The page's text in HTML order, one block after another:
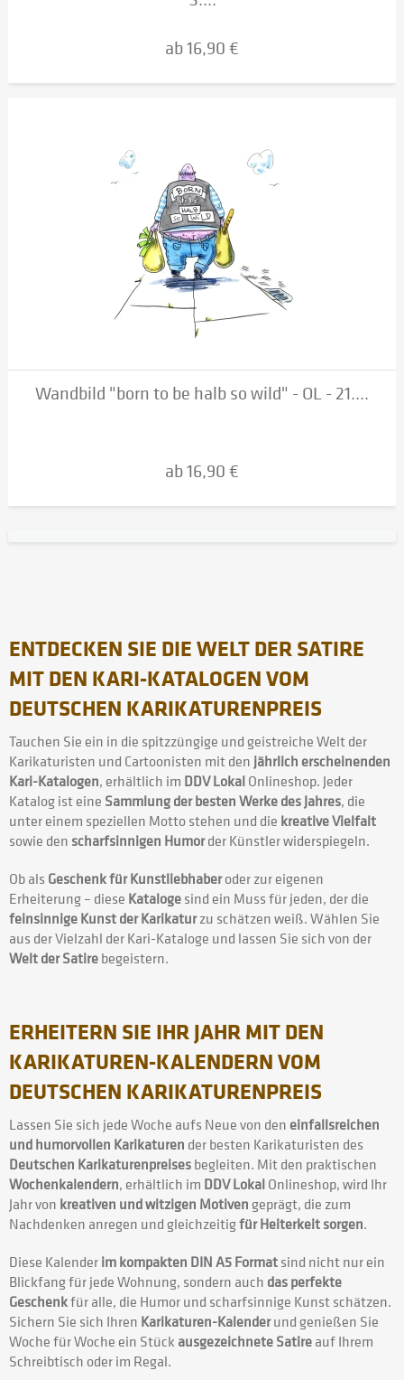
ab 16,90 €
Wandbild "born to be halb so wild" - OL - 21....
ab 16,90 €
ENTDECKEN SIE DIE WELT DER SATIRE
MIT DEN KARI-KATALOGEN VOM
DEUTSCHEN KARIKATURENPREIS
Tauchen Sie ein in die spitzzüngige und geistreiche Welt der
Karikaturisten und Cartoonisten mit den jährlich erscheinenden
Kari-Katalogen, erhältlich im DDV LokalOnlineshop. Jeder
Katalog ist eine Sammlung der besten Werke des Jahres, die
unter einem speziellen Motto stehen und die kreative Vielfalt
sowie den scharfsinnigen Humorder Künstler widerspiegeln.
Ob als Geschenk für Kunstliebhaberoder zur eigenen
Erheiterung – diese Katalogesind ein Muss für jeden, der die
feinsinnige Kunst der Karikaturzu schätzen weiß. Wählen Sie
aus der Vielzahl der Kari-Kataloge und lassen Sie sich von der
Welt der Satirebegeistern.
ERHEITERN SIE IHR JAHR MIT DEN
KARIKATUREN-KALENDERN VOM
DEUTSCHEN KARIKATURENPREIS
Lassen Sie sich jede Woche aufs Neue von den einfallsreichen
und humorvollen Karikaturen der besten Karikaturisten des
Deutschen Karikaturenpreisesbegleiten. Mit den praktischen
Wochenkalendern, erhältlich im DDV LokalOnlineshop, wird Ihr
Jahr von kreativen und witzigen Motivengeprägt, die zum
Nachdenken anregen und gleichzeitigfür Heiterkeit sorgen.
Diese Kalenderim kompakten DIN A5 Formatsind nicht nur ein
Blickfang für jede Wohnung, sondern auch das perfekte
Geschenkfür alle, die Humor und scharfsinnige Kunst schätzen.
Sichern Sie sich Ihren Karikaturen-Kalenderund genießen Sie
Woche für Woche ein Stück ausgezeichnete Satireauf Ihrem
Schreibtisch oder im Regal.